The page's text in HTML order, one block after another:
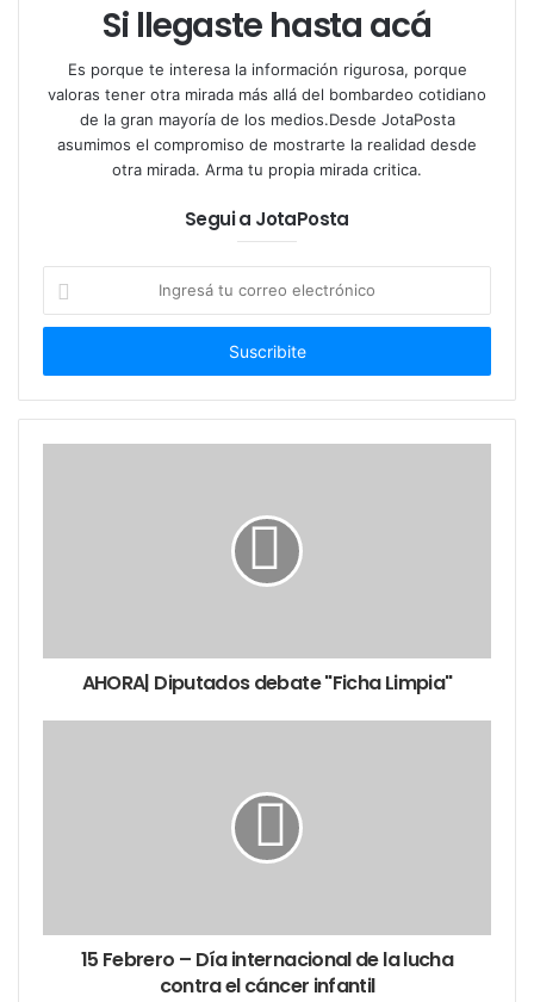
allá del género, por eso le creemos tangos como
“Griseta” (1931), “Quién hubiera dicho” (1932) o “El
adiós” (1938), y al escuchar la hermosa “Canción del
carretero” (1931) o el vals “Esquinas porteñas”
(1934) nos emocionamos hasta las lágrimas; su
En un nuevo natalicio en #JotaPosta nos
permitimos disfrutar de “Marioneta”, acaso uno de
sus composiciones mas sublimes…
Si llegaste hasta acá
Es porque te interesa la información rigurosa, porque
valoras tener otra mirada más allá del bombardeo cotidiano
de la gran mayoría de los medios.Desde JotaPosta
asumimos el compromiso de mostrarte la realidad desde
otra mirada. Arma tu propia mirada critica.
Segui a JotaPosta
correo
AHORA| Diputados debate "Ficha Limpia"
15 Febrero – Día internacional de la lucha
contra el cáncer infantil